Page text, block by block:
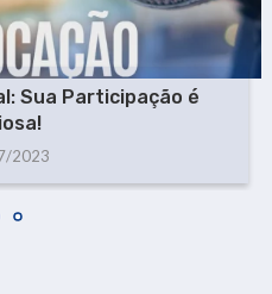
Sua Participação é
2023